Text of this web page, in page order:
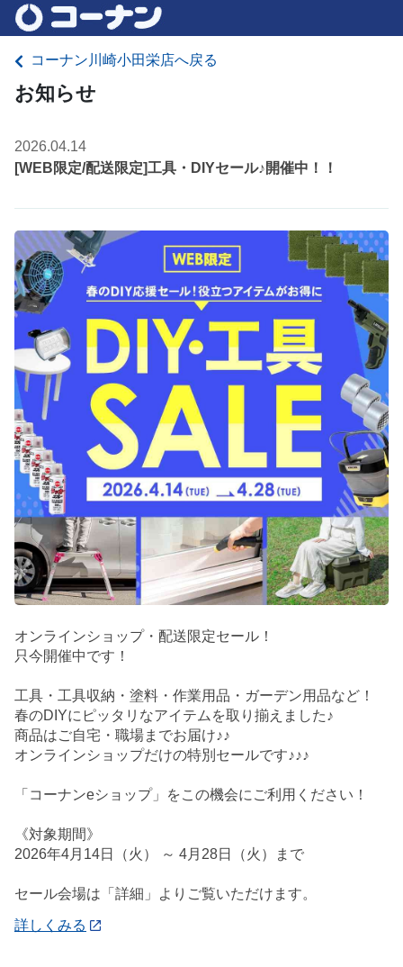
コーナン川崎小田栄店へ戻る
お知らせ
2026.04.14
[WEB限定/配送限定]工具・DIYセール♪開催中！！
オンラインショップ・配送限定セール！
只今開催中です！
工具・工具収納・塗料・作業用品・ガーデン用品など！
春のDIYにピッタリなアイテムを取り揃えました♪
商品はご自宅・職場までお届け♪♪
オンラインショップだけの特別セールです♪♪♪
「コーナンeショップ」をこの機会にご利用ください！
《対象期間》
2026年4月14日（火） ～ 4月28日（火）まで
セール会場は「詳細」よりご覧いただけます。
詳しくみる